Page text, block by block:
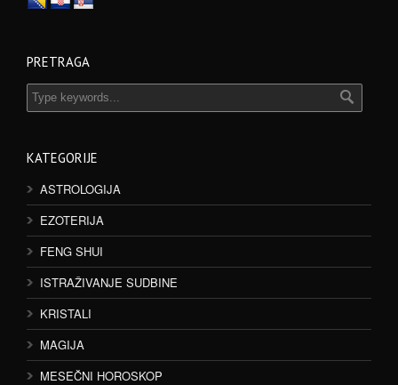
PRETRAGA
KATEGORIJE
ASTROLOGIJA
EZOTERIJA
FENG SHUI
ISTRAŽIVANJE SUDBINE
KRISTALI
MAGIJA
MESEČNI HOROSKOP